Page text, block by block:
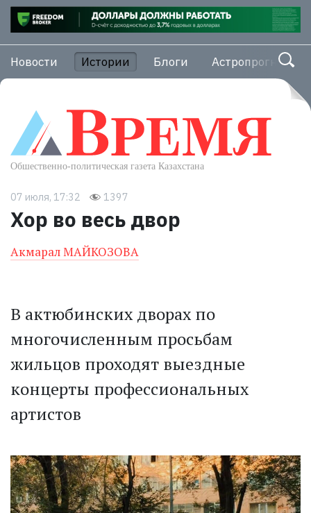
Новости Истории Блоги Астропрогноз
07 июля, 17:32 1397
Хор во весь двор
Акмарал МАЙКОЗОВА
В актюбинских дворах по
многочисленным просьбам
жильцов проходят выездные
концерты профессиональных
артистов